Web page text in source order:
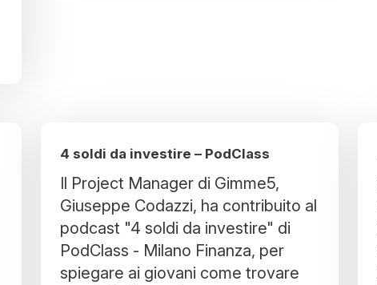
4 soldi da investire – PodClass
Il Project Manager di Gimme5,
Giuseppe Codazzi, ha contribuito al
podcast "4 soldi da investire" di
PodClass - Milano Finanza, per
spiegare ai giovani come trovare